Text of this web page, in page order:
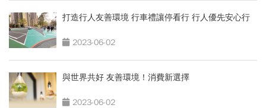
打造行人友善環境 行車禮讓停看行 行人優先安心行
2023-06-02
與世界共好 友善環境！消費新選擇
2023-06-02